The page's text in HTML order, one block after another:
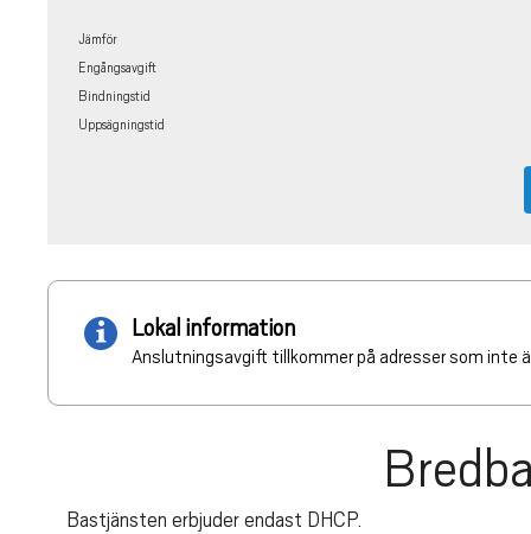
Jämför
Engångsavgift
Bindningstid
Uppsägningstid
Lokal information
Anslutningsavgift tillkommer på adresser som inte
Bastjänsten erbjuder endast DHCP.